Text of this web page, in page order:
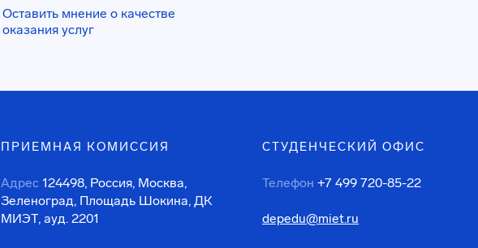
Оставить мнение о качестве
оказания услуг
ПРИЕМНАЯ КОМИССИЯ
Адрес 124498, Россия, Москва,
Зеленоград, Площадь Шокина, ДК
МИЭТ, ауд. 2201
СТУДЕНЧЕСКИЙ ОФИС
Телефон +7 499 720-85-22
depedu@miet.ru